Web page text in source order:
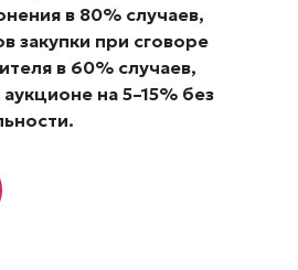
в 80% случаев,
закупки при сговоре
в 60% случаев,
на 5–15% без